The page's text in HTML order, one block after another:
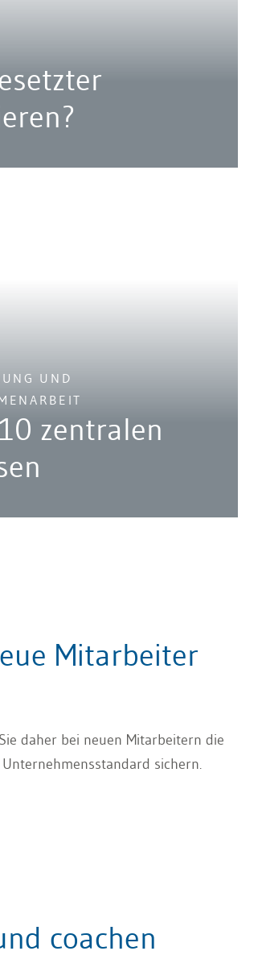
UND
zentralen
Mitarbeiter
daher bei neuen Mitarbeitern die
sichern.
coachen